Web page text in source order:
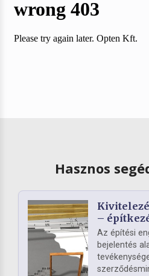
Hasznos
–
Az építési
bejelentés